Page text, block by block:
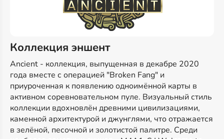
Коллекция эншент
Ancient - коллекция, выпущенная в декабре 2020
года вместе с операцией "Broken Fang" и
приуроченная к появлению одноимённой карты в
активном соревновательном пуле. Визуальный стиль
коллекции вдохновлён древними цивилизациями,
каменной архитектурой и джунглями, что отражается
в зелёной, песочной и золотистой палитре. Среди